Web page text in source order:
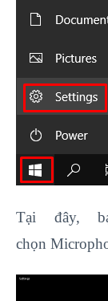
Tại đây,
chọn